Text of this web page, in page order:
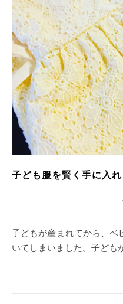
子ども服を賢く手に入
子どもが産まれてから、ベビー服とこども服の可愛さに気づ
いてしまいました。子ども